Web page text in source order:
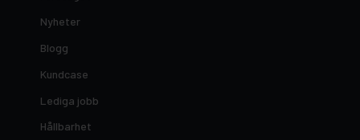
Nyheter
Blogg
Kundcase
Lediga jobb
Hållbarhet